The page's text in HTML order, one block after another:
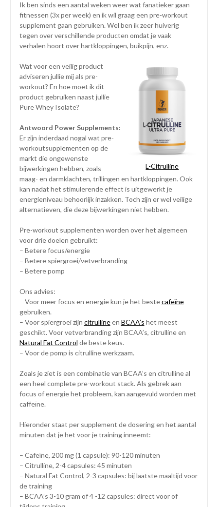
Ik ben sinds een aantal weken weer wat fanatieker gaan
fitnessen (3x per week) en ik wil graag een pre-workout
supplement gaan gebruiken. Wel ben ik zeer huiverig
tegen over verschillende producten omdat je vaak
verhalen hoort over hartkloppingen, buikpijn, enz.
L-Citrulline
Wat voor een veilig product
adviseren jullie mij als pre-
workout? En hoe moet ik dit
product gebruiken naast jullie
Pure Whey Isolate?
Antwoord Power Supplements:
Er zijn inderdaad nogal wat pre-
workoutsupplementen op de
markt die ongewenste
bijwerkingen hebben, zoals
maag- en darmklachten, trillingen en hartkloppingen. Ook
kan nadat het stimulerende effect is uitgewerkt je
energieniveau behoorlijk inzakken. Toch zijn er wel veilige
alternatieven, die deze bijwerkingen niet hebben.
Pre-workout supplementen worden over het algemeen
voor drie doelen gebruikt:
– Betere focus/energie
– Betere spiergroei/vetverbranding
– Betere pomp
Ons advies:
– Voor meer focus en energie kun je het bestecafeïne
gebruiken.
– Voor spiergroei zijn citrullineen BCAA’s het meest
geschikt. Voor vetverbranding zijn BCAA’s, citrulline en
Natural Fat Control de beste keus.
– Voor de pomp is citrulline werkzaam.
Zoals je ziet is een combinatie van BCAA’s en citrulline al
een heel complete pre-workout stack. Als gebrek aan
focus of energie het probleem, kan aangevuld worden met
caffeïne.
Hieronder staat per supplement de dosering en het aantal
minuten dat je het voor je training inneemt:
– Cafeïne, 200 mg (1 capsule): 90-120 minuten
– Citrulline, 2-4 capsules: 45 minuten
– Natural Fat Control, 2-3 capsules: bij laatste maaltijd voor
de training
– BCAA’s 3-10 gram of 4 -12 capsules: direct voor of